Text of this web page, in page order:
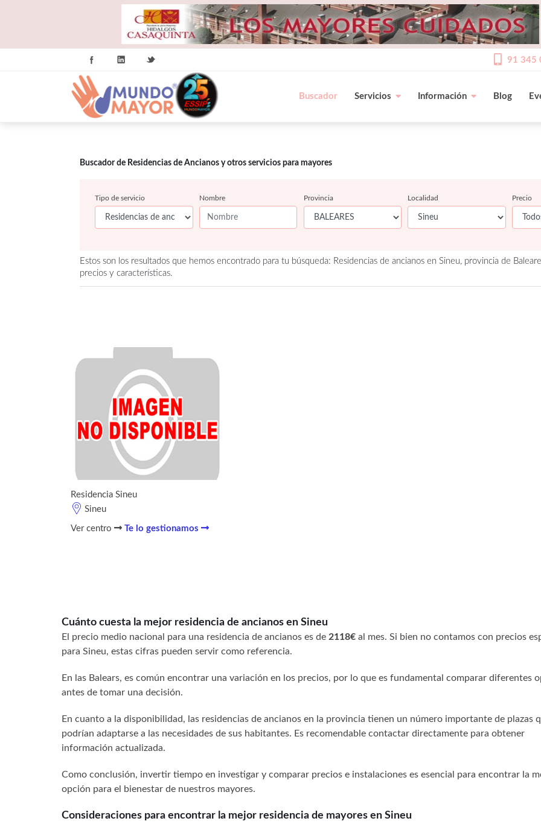
91 345
Buscador Servicios Información Blog
Buscador de Residencias de Ancianos y otros servicios para mayores
Tipo de servicio Nombre Provincia Localidad Precio
Estos son los resultados que hemos encontrado para tu búsqueda: Residencias de ancianos en Sineu, provincia de
precios y características.
Residencia Sineu
Sineu
Ver centro Te lo gestionamos
Cuánto cuesta la mejor residencia de ancianos en Sineu
El precio medio nacional para una residencia de ancianos es de 2118€ al mes. Si bien no contamos con precios
para Sineu, estas cifras pueden servir como referencia.
En las Balears, es común encontrar una variación en los precios, por lo que es fundamental comparar diferentes
antes de tomar una decisión.
En cuanto a la disponibilidad, las residencias de ancianos en la provincia tienen un número importante de plazas
podrían adaptarse a las necesidades de sus habitantes. Es recomendable contactar directamente para obtener
información actualizada.
Como conclusión, invertir tiempo en investigar y comparar precios e instalaciones es esencial para encontrar la
opción para el bienestar de nuestros mayores.
Consideraciones para encontrar la mejor residencia de mayores en Sineu